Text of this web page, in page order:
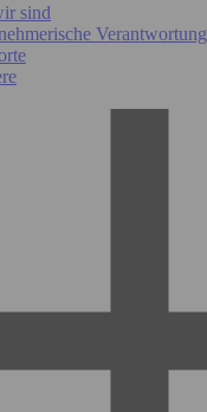
sind
Verantwortung